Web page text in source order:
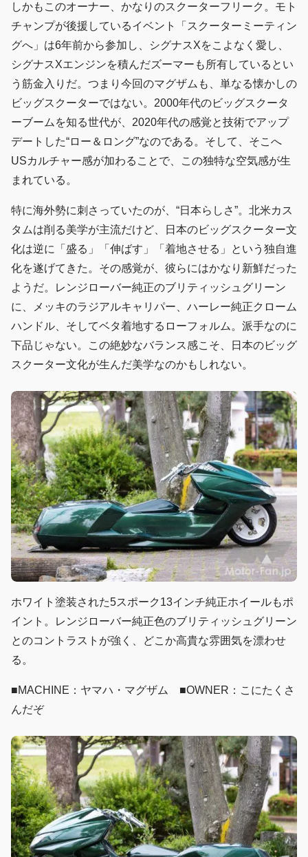
しかもこのオーナー、かなりのスクーターフリーク。モト
チャンプが後援しているイベント「スクーターミーティン
グへ」は6年前から参加し、シグナスXをこよなく愛し、
シグナスXエンジンを積んだズーマーも所有しているとい
う筋金入りだ。つまり今回のマグザムも、単なる懐かしの
ビッグスクーターではない。2000年代のビッグスクータ
ーブームを知る世代が、2020年代の感覚と技術でアップ
デートした“ロー＆ロング”なのである。そして、そこへ
USカルチャー感が加わることで、この独特な空気感が生
まれている。
特に海外勢に刺さっていたのが、“日本らしさ”。北米カス
タムは削る美学が主流だけど、日本のビッグスクーター文
化は逆に「盛る」「伸ばす」「着地させる」という独自進
化を遂げてきた。その感覚が、彼らにはかなり新鮮だった
ようだ。レンジローバー純正のブリティッシュグリーン
に、メッキのラジアルキャリパー、ハーレー純正クローム
ハンドル、そしてベタ着地するローフォルム。派手なのに
下品じゃない。この絶妙なバランス感こそ、日本のビッグ
スクーター文化が生んだ美学なのかもしれない。
ホワイト塗装された5スポーク13インチ純正ホイールもポ
イント。レンジローバー純正色のブリティッシュグリーン
とのコントラストが強く、どこか高貴な雰囲気を漂わせ
る。
■MACHINE：ヤマハ・マグザム ■OWNER：こにたくさ
んだぞ